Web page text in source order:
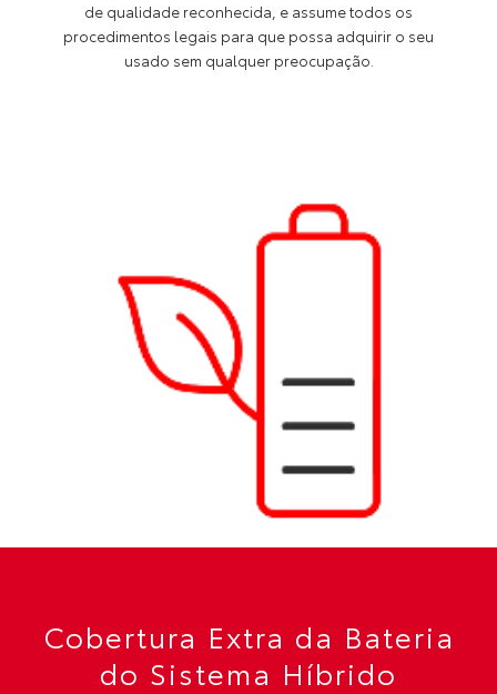
de qualidade reconhecida, e assume todos os
procedimentos legais para que possa adquirir o seu
usado sem qualquer preocupação.
Cobertura Extra da Bateria
do Sistema Híbrido